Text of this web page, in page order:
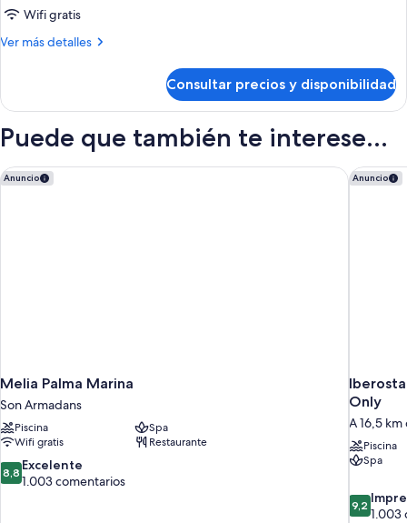
Wifi gratis
Ver más detalles
Más
familiar
Consultar precios y disponibilidad
Puede que también te interese...
Anuncio
Melia Palma Marina
Son Armadans
Piscina
Spa
Wifi gratis
Restaurante
8.8
sobre
8,8 Excelente
1.003 comentarios
Melia Palma Marina Anuncio
Only
A 16,5
Piscina
Spa
9.2
sobre
9,2
1.003